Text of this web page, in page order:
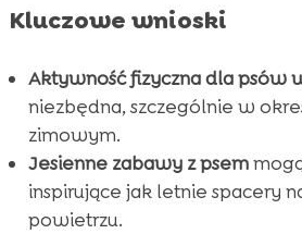
Wniosek
 FAQ
Kluczowe wnioski
Aktywność fizyczna dla psów
niezbędna, szczególnie w
zimowym.
Jesienne zabawy z psem
inspirujące jak letnie spacery
powietrzu.